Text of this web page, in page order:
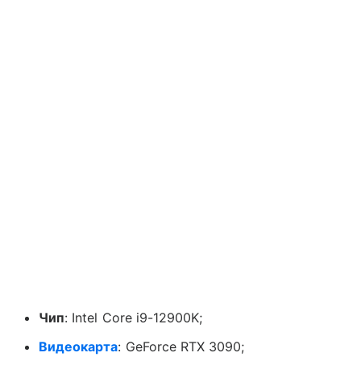
Чип: Intel Core i9-12900K;
Видеокарта: GeForce RTX 3090;